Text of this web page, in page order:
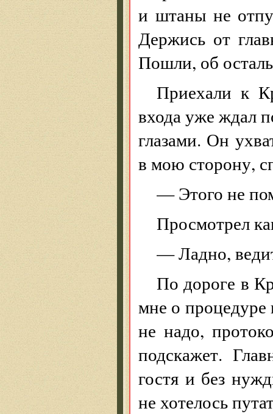
и штаны не
Держись от
Пошли, об
Приехали к
входа уже ждал
глазами. Он
в мою сторону,
— Этого не
Просмотрел
— Ладно,
По дороге в
мне о процедуре
не надо,
подскажет.
гостя и без
не хотелось